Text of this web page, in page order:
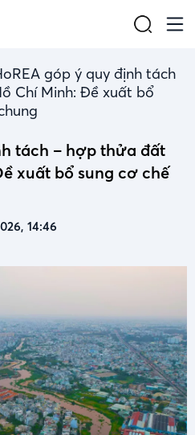
góp ý quy định tách
Chí Minh: Đề xuất bổ
tách – hợp thửa đất
xuất bổ sung cơ chế
14:46